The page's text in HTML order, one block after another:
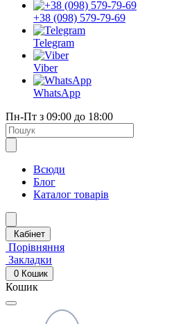
+38 (098) 579-79-69
Telegram
Viber
WhatsApp
Пн-Пт з 09:00 до 18:00
Всюди
Блог
Каталог товарів
Кабінет
Порівняння
Закладки
0 Кошик
Кошик